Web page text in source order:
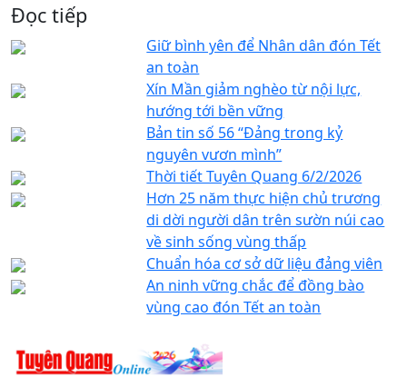
Đọc tiếp
Giữ bình yên để Nhân dân đón Tết
an toàn
Xín Mần giảm nghèo từ nội lực,
hướng tới bền vững
Bản tin số 56 “Đảng trong kỷ
nguyên vươn mình”
Thời tiết Tuyên Quang 6/2/2026
Hơn 25 năm thực hiện chủ trương
di dời người dân trên sườn núi cao
về sinh sống vùng thấp
Chuẩn hóa cơ sở dữ liệu đảng viên
An ninh vững chắc để đồng bào
vùng cao đón Tết an toàn